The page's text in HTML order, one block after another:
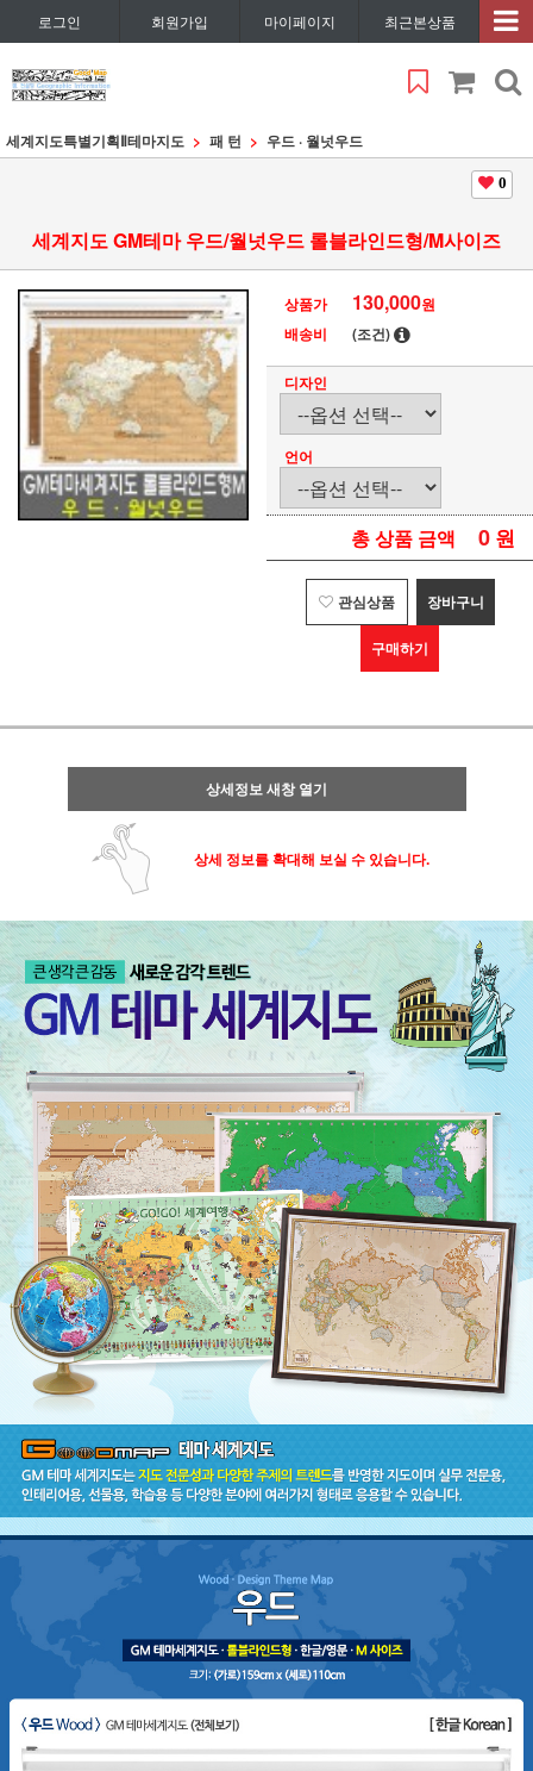
로그인 회원가입 마이페이지 최근본상품
세계지도특별기획Ⅱ테마지도 패 턴 우드 · 월넛우드
0
세계지도 GM테마 우드/월넛우드 롤블라인드형/M사이즈
상품가 130,000원
배송비
(조건)
디자인
언어
총 상품 금액 0 원
관심상품 장바구니
구매하기
상세정보 새창 열기
상세 정보를 확대해 보실 수 있습니다.